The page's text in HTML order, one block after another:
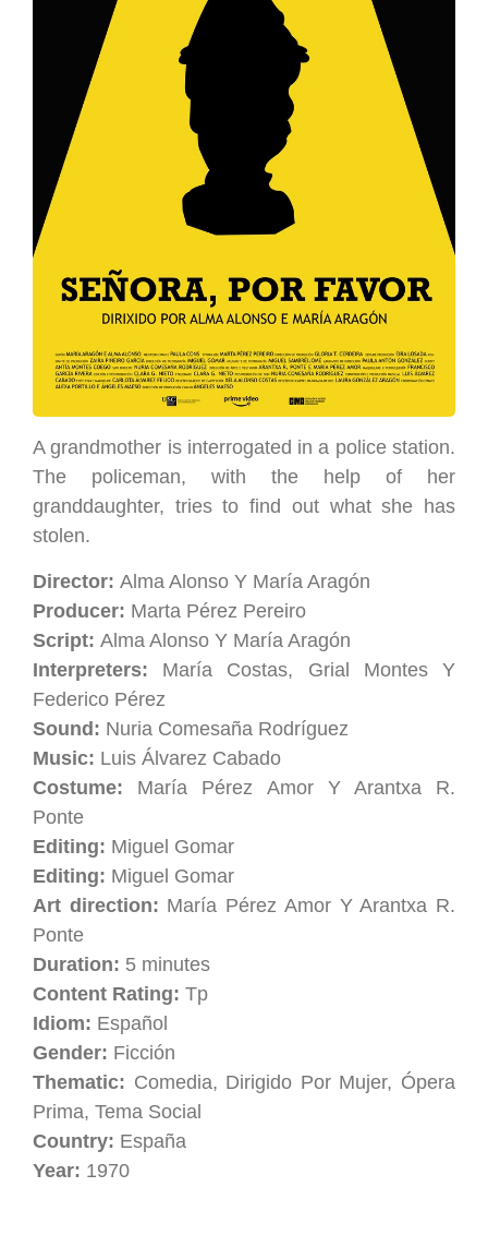
A grandmother is interrogated in a police station.
The policeman, with the help of her
granddaughter, tries to find out what she has
stolen.
Director: Alma Alonso Y María Aragón
Producer: Marta Pérez Pereiro
Script: Alma Alonso Y María Aragón
Interpreters: María Costas, Grial Montes Y
Federico Pérez
Sound: Nuria Comesaña Rodríguez
Music: Luis Álvarez Cabado
Costume: María Pérez Amor Y Arantxa R.
Ponte
Editing: Miguel Gomar
Editing: Miguel Gomar
Art direction: María Pérez Amor Y Arantxa R.
Ponte
Duration: 5 minutes
Content Rating: Tp
Idiom: Español
Gender: Ficción
Thematic: Comedia, Dirigido Por Mujer, Ópera
Prima, Tema Social
Country: España
Year: 1970